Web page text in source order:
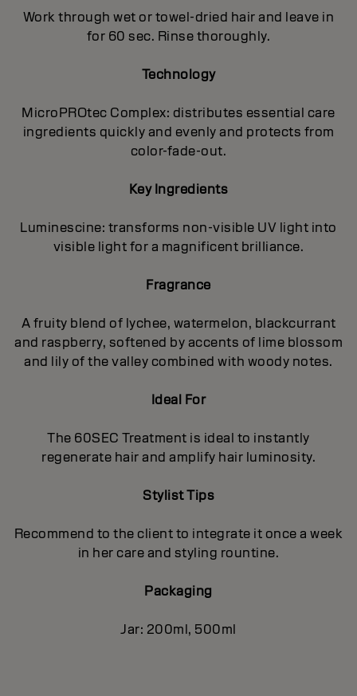
Work through wet or towel-dried hair and leave in
for 60 sec. Rinse thoroughly.
Technology
MicroPROtec Complex: distributes essential care
ingredients quickly and evenly and protects from
color-fade-out.
Key Ingredients
Luminescine: transforms non-visible UV light into
visible light for a magnificent brilIiance.
Fragrance
A fruity blend of lychee, watermelon, blackcurrant
and raspberry, softened by accents of lime blossom
and lily of the valley combined with woody notes.
Ideal For
The 60SEC Treatment is ideal to instantly
regenerate hair and amplify hair luminosity.
Stylist Tips
Recommend to the client to integrate it once a week
in her care and styling rountine.
Packaging
Jar: 200ml, 500ml